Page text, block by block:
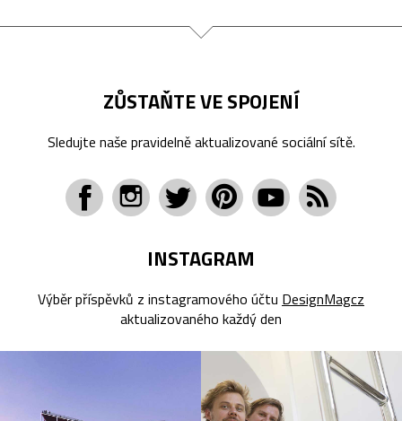
ZŮSTAŇTE VE SPOJENÍ
Sledujte naše pravidelně aktualizované sociální sítě.
INSTAGRAM
Výběr příspěvků z instagramového účtu DesignMagcz
aktualizovaného každý den